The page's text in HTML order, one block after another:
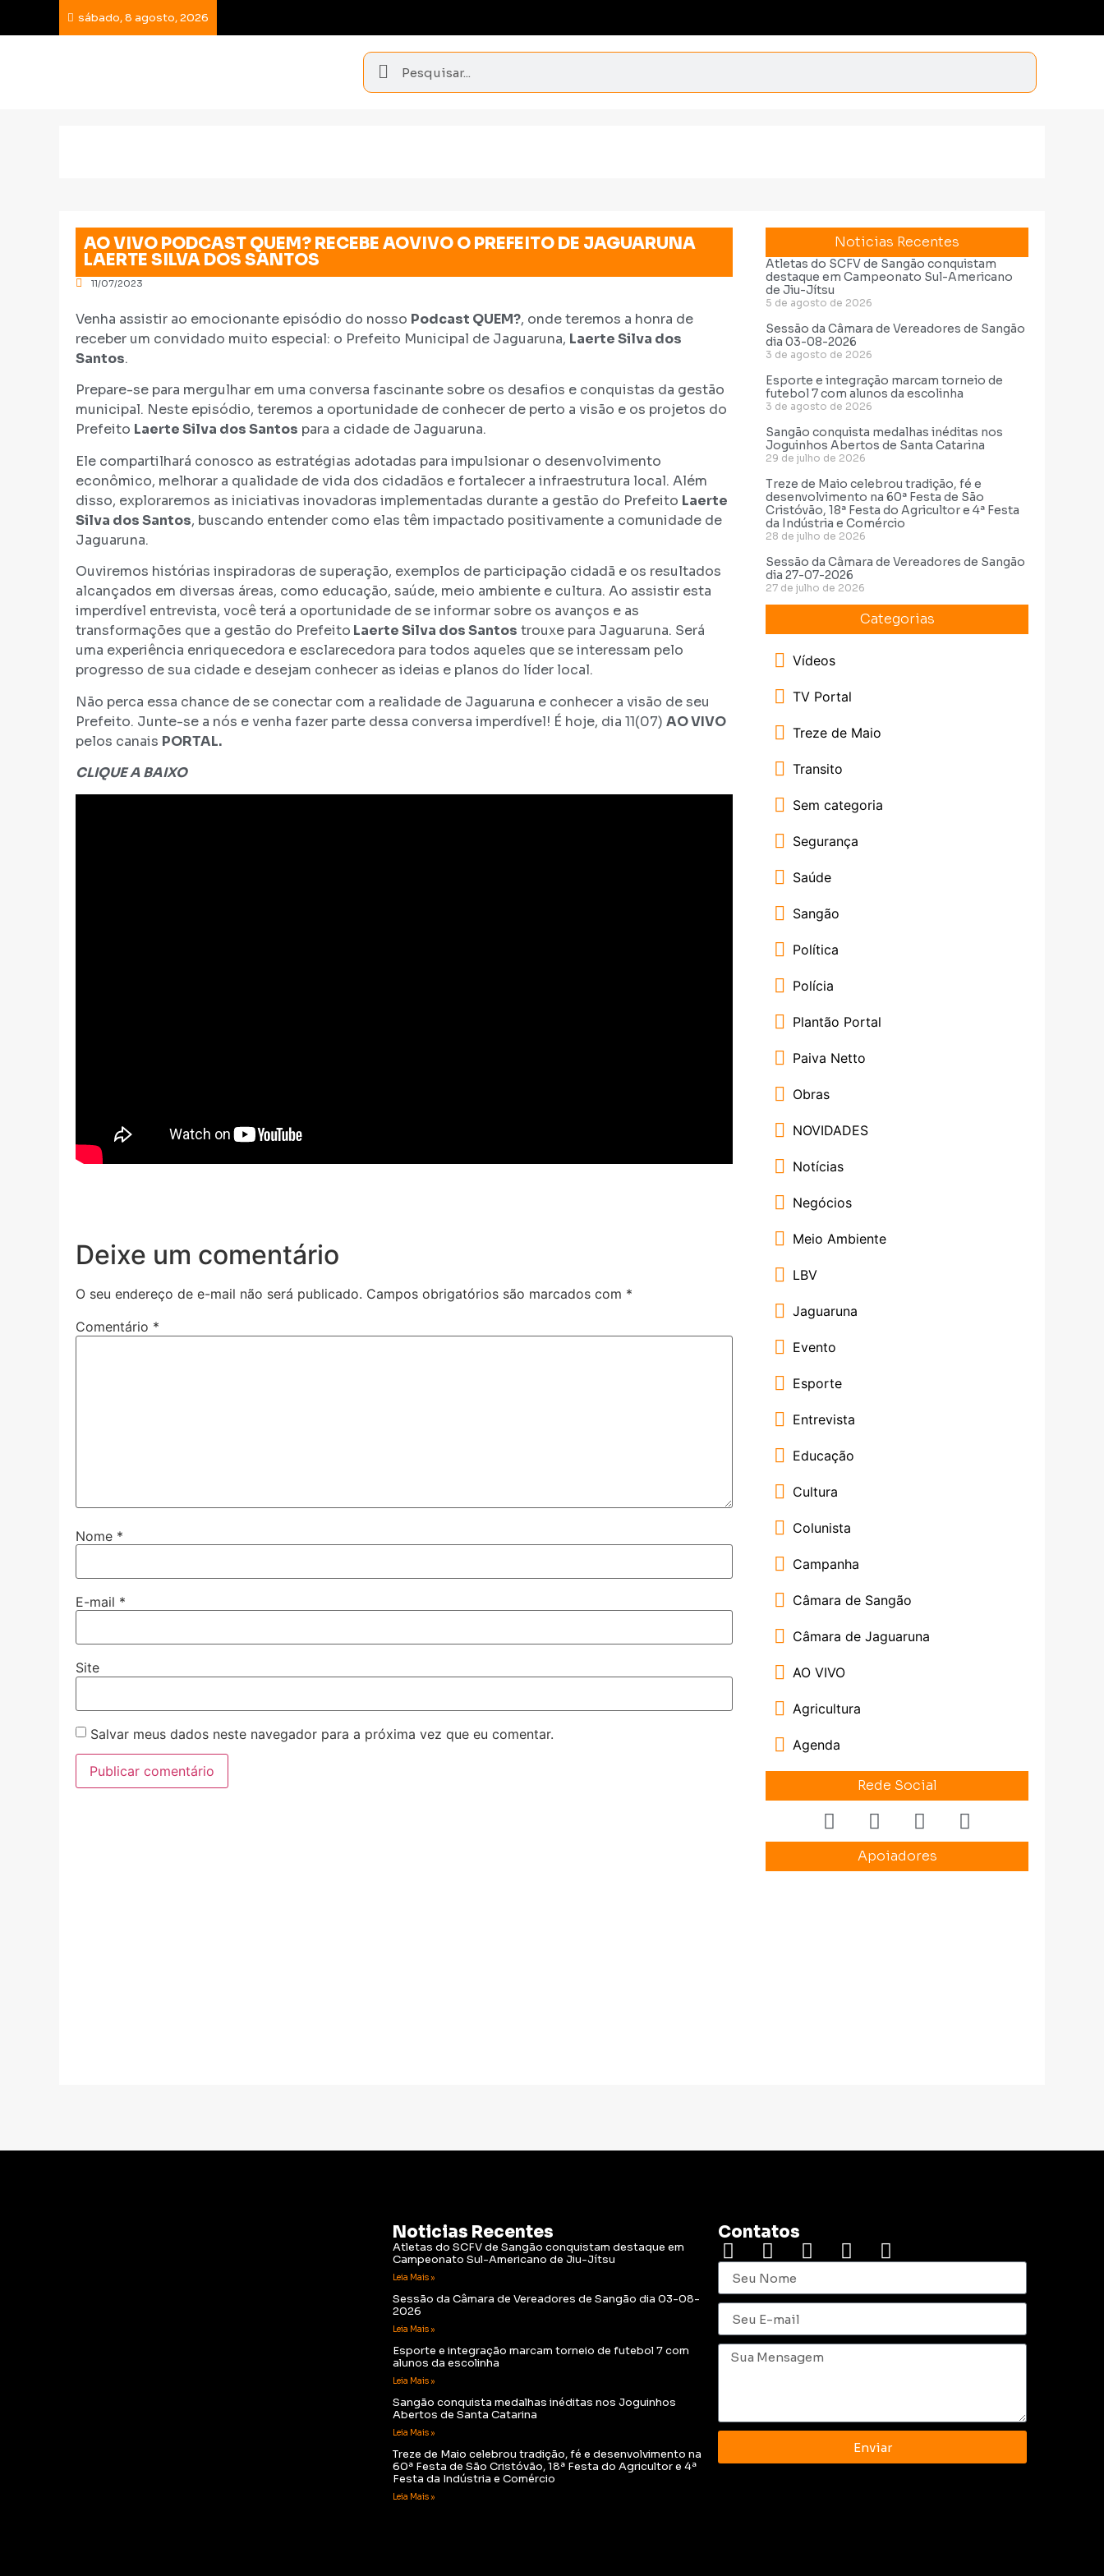
sábado, 8 agosto, 2026
AO VIVO PODCAST QUEM? RECEBE AOVIVO O PREFEITO DE JAGUARUNA
LAERTE SILVA DOS SANTOS
11/07/2023
Venha assistir ao emocionante episódio do nosso Podcast QUEM?, onde teremos a honra de
receber um convidado muito especial: o Prefeito Municipal de Jaguaruna, Laerte Silva dos
Santos.
Prepare-se para mergulhar em uma conversa fascinante sobre os desafios e conquistas da gestão
municipal. Neste episódio, teremos a oportunidade de conhecer de perto a visão e os projetos do
Prefeito Laerte Silva dos Santos para a cidade de Jaguaruna.
Ele compartilhará conosco as estratégias adotadas para impulsionar o desenvolvimento
econômico, melhorar a qualidade de vida dos cidadãos e fortalecer a infraestrutura local. Além
disso, exploraremos as iniciativas inovadoras implementadas durante a gestão do Prefeito Laerte
Silva dos Santos, buscando entender como elas têm impactado positivamente a comunidade de
Jaguaruna.
Ouviremos histórias inspiradoras de superação, exemplos de participação cidadã e os resultados
alcançados em diversas áreas, como educação, saúde, meio ambiente e cultura. Ao assistir esta
imperdível entrevista, você terá a oportunidade de se informar sobre os avanços e as
transformações que a gestão do Prefeito Laerte Silva dos Santos trouxe para Jaguaruna. Será
uma experiência enriquecedora e esclarecedora para todos aqueles que se interessam pelo
progresso de sua cidade e desejam conhecer as ideias e planos do líder local.
Não perca essa chance de se conectar com a realidade de Jaguaruna e conhecer a visão de seu
Prefeito. Junte-se a nós e venha fazer parte dessa conversa imperdível! É hoje, dia 11(07) AO VIVO
pelos canais PORTAL.
CLIQUE A BAIXO
Deixe um comentário
O seu endereço de e-mail não será publicado. Campos obrigatórios são marcados com *
Comentário *
Nome *
E-mail *
Site
Salvar meus dados neste navegador para a próxima vez que eu comentar.
Noticias Recentes
Atletas do SCFV de Sangão conquistam
destaque em Campeonato Sul-Americano
de Jiu-Jítsu
5 de agosto de 2026
Sessão da Câmara de Vereadores de Sangão
dia 03-08-2026
3 de agosto de 2026
Esporte e integração marcam torneio de
futebol 7 com alunos da escolinha
3 de agosto de 2026
Sangão conquista medalhas inéditas nos
Joguinhos Abertos de Santa Catarina
29 de julho de 2026
Treze de Maio celebrou tradição, fé e
desenvolvimento na 60ª Festa de São
Cristóvão, 18ª Festa do Agricultor e 4ª Festa
da Indústria e Comércio
28 de julho de 2026
Sessão da Câmara de Vereadores de Sangão
dia 27-07-2026
27 de julho de 2026
Categorias
Vídeos
TV Portal
Treze de Maio
Transito
Sem categoria
Segurança
Saúde
Sangão
Política
Polícia
Plantão Portal
Paiva Netto
Obras
NOVIDADES
Notícias
Negócios
Meio Ambiente
LBV
Jaguaruna
Evento
Esporte
Entrevista
Educação
Cultura
Colunista
Campanha
Câmara de Sangão
Câmara de Jaguaruna
AO VIVO
Agricultura
Agenda
Rede Social
Apoiadores
Noticias Recentes
Atletas do SCFV de Sangão conquistam destaque em
Campeonato Sul-Americano de Jiu-Jítsu
Leia Mais »
Sessão da Câmara de Vereadores de Sangão dia 03-08-
2026
Leia Mais »
Esporte e integração marcam torneio de futebol 7 com
alunos da escolinha
Leia Mais »
Sangão conquista medalhas inéditas nos Joguinhos
Abertos de Santa Catarina
Leia Mais »
Treze de Maio celebrou tradição, fé e desenvolvimento na
60ª Festa de São Cristóvão, 18ª Festa do Agricultor e 4ª
Festa da Indústria e Comércio
Leia Mais »
Contatos
Enviar